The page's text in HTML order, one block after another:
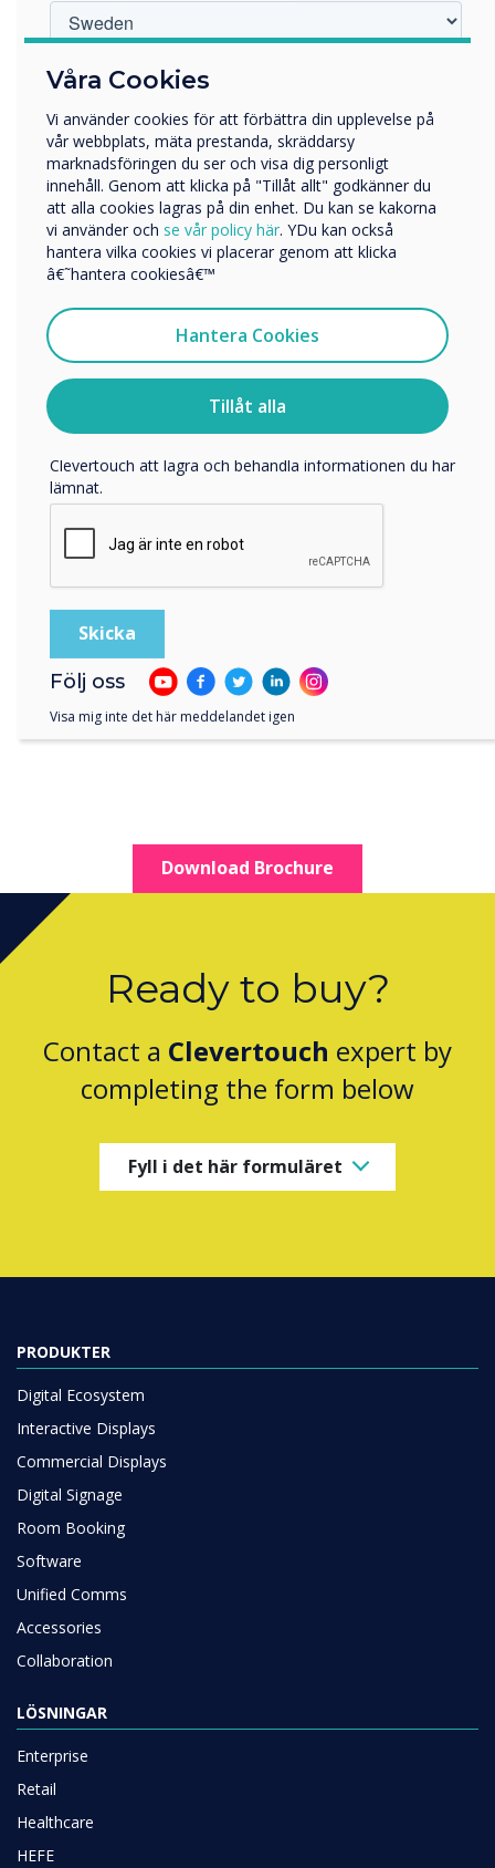
We'll walk you through the basics of what
must-have technology for your classoom.
Download Brochure
Ready to buy?
Contact a Clevertouch expert by
completing the form below
Fyll i det här formuläret
PRODUKTER
Digital Ecosystem
Interactive Displays
Commercial Displays
Digital Signage
Room Booking
Software
Unified Comms
Accessories
Collaboration
LÖSNINGAR
Enterprise
Retail
Healthcare
HEFE
Våra Cookies
Vi använder cookies för att förbättra din upplevelse på
vår webbplats, mäta prestanda, skräddarsy
marknadsföringen du ser och visa dig personligt
innehåll. Genom att klicka på "Tillåt allt" godkänner du
att alla cookies lagras på din enhet. Du kan se kakorna
vi använder och se vår policy här. YDu kan också
hantera vilka cookies vi placerar genom att klicka
â€˜hantera cookiesâ€™
Hantera Cookies
Tillåt alla
Vilken bransch arbetar du inom?
Företag
Övriga
Företagets namn
Vi skulle vilja kontakta dig angående våra produkter och
Jag samtycker till att ta emot kommunikation från
För information om hur vi samlar in och använder dina
personuppgifter, besök vårintegritetspolicy
Clevertouch att lagra och behandla informationen du har
lämnat.
Följ oss
Visa mig inte det här meddelandet igen